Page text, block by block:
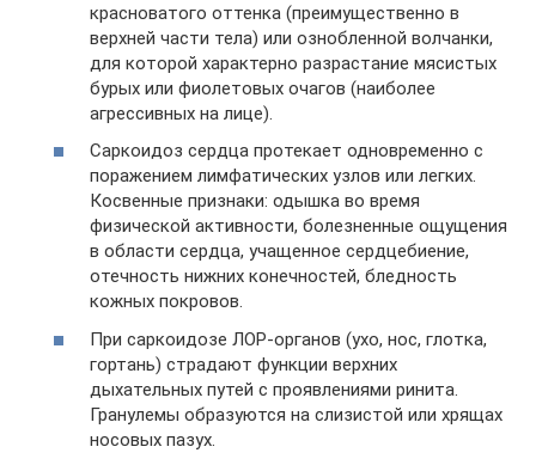
красноватого оттенка (преимущественно в
верхней части тела) или ознобленной волчанки,
для которой характерно разрастание мясистых
бурых или фиолетовых очагов (наиболее
агрессивных на лице).
Саркоидоз сердца протекает одновременно с
поражением лимфатических узлов или легких.
Косвенные признаки: одышка во время
физической активности, болезненные ощущения
в области сердца, учащенное сердцебиение,
отечность нижних конечностей, бледность
кожных покровов.
При саркоидозе ЛОР-органов (ухо, нос, глотка,
гортань) страдают функции верхних
дыхательных путей с проявлениями ринита.
Гранулемы образуются на слизистой или хрящах
носовых пазух.